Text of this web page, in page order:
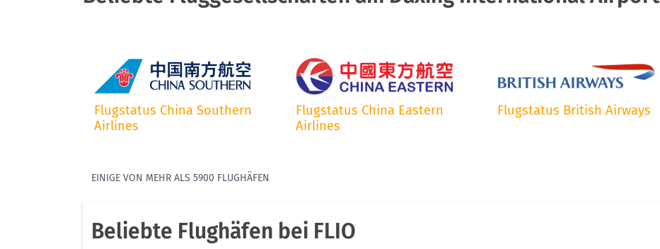
Flugstatus China Southern
Airlines
Flugstatus China Eastern
Airlines
Flugstatus British Airways
EINIGE VON MEHR ALS 5900 FLUGHÄFEN
Beliebte Flughäfen bei FLIO